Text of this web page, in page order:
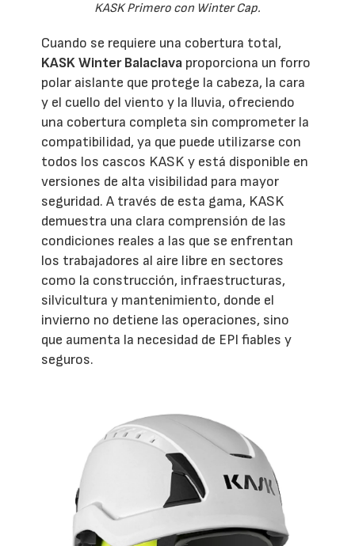
KASK Primero con Winter Cap.
Cuando se requiere una cobertura total,
KASK Winter Balaclava proporciona un forro
polar aislante que protege la cabeza, la cara
y el cuello del viento y la lluvia, ofreciendo
una cobertura completa sin comprometer la
compatibilidad, ya que puede utilizarse con
todos los cascos KASK y está disponible en
versiones de alta visibilidad para mayor
seguridad. A través de esta gama, KASK
demuestra una clara comprensión de las
condiciones reales a las que se enfrentan
los trabajadores al aire libre en sectores
como la construcción, infraestructuras,
silvicultura y mantenimiento, donde el
invierno no detiene las operaciones, sino
que aumenta la necesidad de EPI fiables y
seguros.